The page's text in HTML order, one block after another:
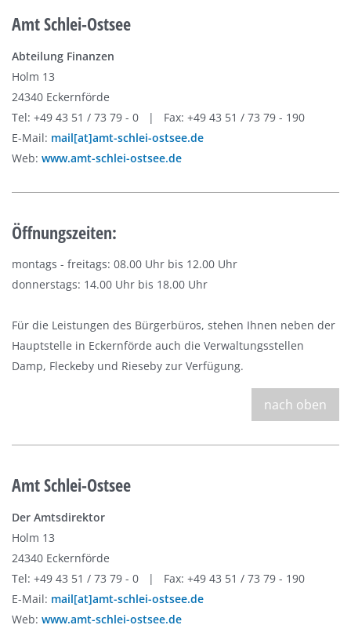
Amt Schlei-Ostsee
Abteilung Finanzen
Holm 13
24340 Eckernförde
Tel: +49 43 51 / 73 79 - 0 | Fax: +49 43 51 / 73 79 - 190
E-Mail: mail[at]amt-schlei-ostsee.de
Web: www.amt-schlei-ostsee.de
Öffnungszeiten:
montags - freitags: 08.00 Uhr bis 12.00 Uhr
donnerstags: 14.00 Uhr bis 18.00 Uhr
Für die Leistungen des Bürgerbüros, stehen Ihnen neben der
Hauptstelle in Eckernförde auch die Verwaltungsstellen
Damp, Fleckeby und Rieseby zur Verfügung.
nach oben
Amt Schlei-Ostsee
Der Amtsdirektor
Holm 13
24340 Eckernförde
Tel: +49 43 51 / 73 79 - 0 | Fax: +49 43 51 / 73 79 - 190
E-Mail: mail[at]amt-schlei-ostsee.de
Web: www.amt-schlei-ostsee.de